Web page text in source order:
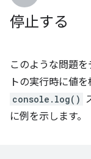
停止する
このような問題
トの実行時に値
console.log()
に例を示します。